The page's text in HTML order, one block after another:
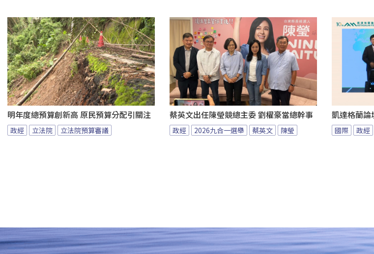
明年度總預算創新高 原民預算分配引關注
政經 立法院 立法院預算審議
蔡英文出任陳瑩競總主委 劉櫂豪當總幹事
政經 2026九合一選舉 蔡英文 陳瑩
凱達格蘭論
國際 政經